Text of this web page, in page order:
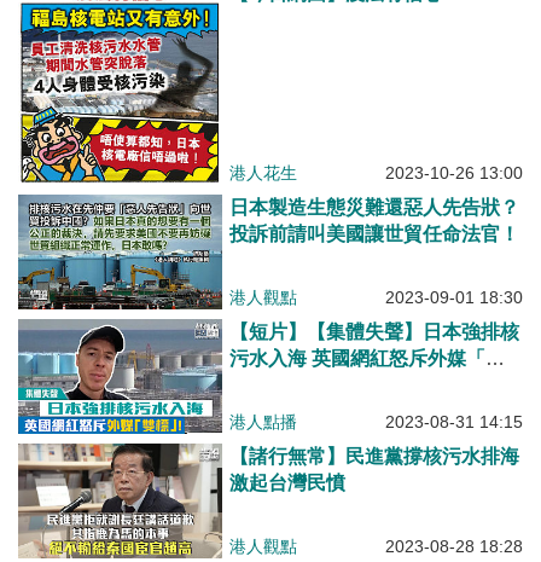
港人花生 2023-10-26 13:00
日本製造生態災難還惡人先告狀？
投訴前請叫美國讓世貿任命法官！
港人觀點 2023-09-01 18:30
【短片】【集體失聲】日本強排核
污水入海 英國網紅怒斥外媒「雙
港人點播 2023-08-31 14:15
【諸行無常】民進黨撐核污水排海
激起台灣民憤
港人觀點 2023-08-28 18:28